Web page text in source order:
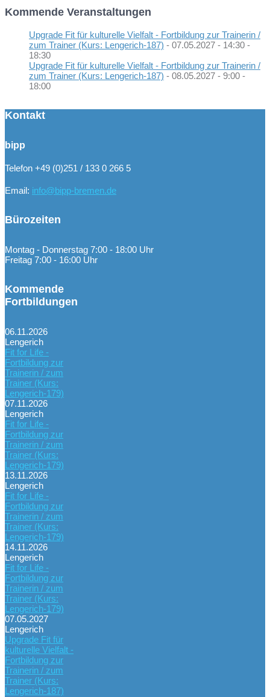
Kommende Veranstaltungen
Upgrade Fit für kulturelle Vielfalt - Fortbildung zur Trainerin /
zum Trainer (Kurs: Lengerich-187) - 07.05.2027 - 14:30 -
18:30
Upgrade Fit für kulturelle Vielfalt - Fortbildung zur Trainerin /
zum Trainer (Kurs: Lengerich-187) - 08.05.2027 - 9:00 -
18:00
Kontakt
bipp
Telefon +49 (0)251 / 133 0 266 5
Email: info@bipp-bremen.de
Bürozeiten
Montag - Donnerstag 7:00 - 18:00 Uhr
Freitag 7:00 - 16:00 Uhr
Kommende
Fortbildungen
06.11.2026
Lengerich
Fit for Life -
Fortbildung zur
Trainerin / zum
Trainer (Kurs:
Lengerich-179)
07.11.2026
Lengerich
Fit for Life -
Fortbildung zur
Trainerin / zum
Trainer (Kurs:
Lengerich-179)
13.11.2026
Lengerich
Fit for Life -
Fortbildung zur
Trainerin / zum
Trainer (Kurs:
Lengerich-179)
14.11.2026
Lengerich
Fit for Life -
Fortbildung zur
Trainerin / zum
Trainer (Kurs:
Lengerich-179)
07.05.2027
Lengerich
Upgrade Fit für
kulturelle Vielfalt -
Fortbildung zur
Trainerin / zum
Trainer (Kurs:
Lengerich-187)